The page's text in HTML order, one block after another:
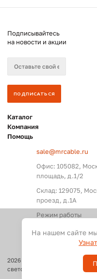
Подписывайтесь
на новости и акции
Каталог
Компания
Помощь
sale@mrcable.ru
Офис: 105082,
площадь, д.1/2
Склад: 129075,
проезд, д.1А
Режим работы
2026
Оптовые поставки
светового оборудования
На нашем сайте